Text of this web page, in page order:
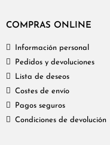
COMPRAS ONLINE
Información personal
Pedidos y devoluciones
Lista de deseos
Costes de envío
Pagos seguros
Condiciones de devolución